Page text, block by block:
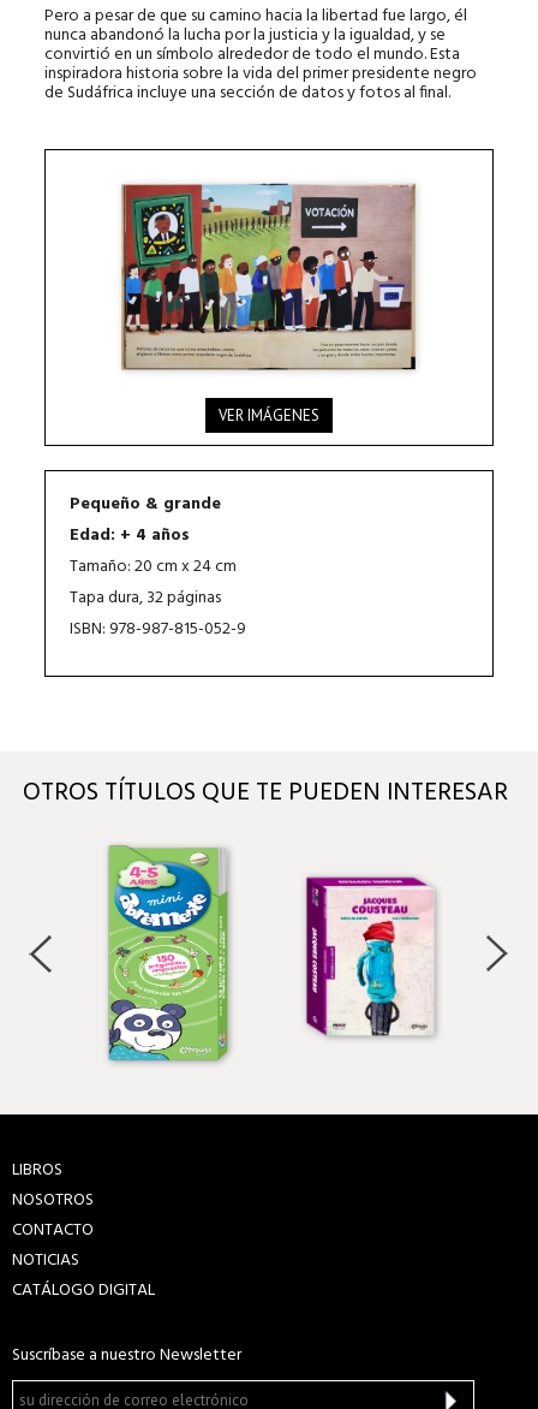
Pero a pesar de que su camino hacia la libertad fue largo, él
nunca abandonó la lucha por la justicia y la igualdad, y se
convirtió en un símbolo alrededor de todo el mundo. Esta
inspiradora historia sobre la vida del primer presidente negro
de Sudáfrica incluye una sección de datos y fotos al final.
VER IMÁGENES
Pequeño & grande
Edad: + 4 años
Tamaño: 20 cm x 24 cm
Tapa dura, 32 páginas
ISBN: 978-987-815-052-9
OTROS TÍTULOS QUE TE PUEDEN INTERESAR
LIBROS
NOSOTROS
CONTACTO
NOTICIAS
CATÁLOGO DIGITAL
Suscríbase a nuestro Newsletter